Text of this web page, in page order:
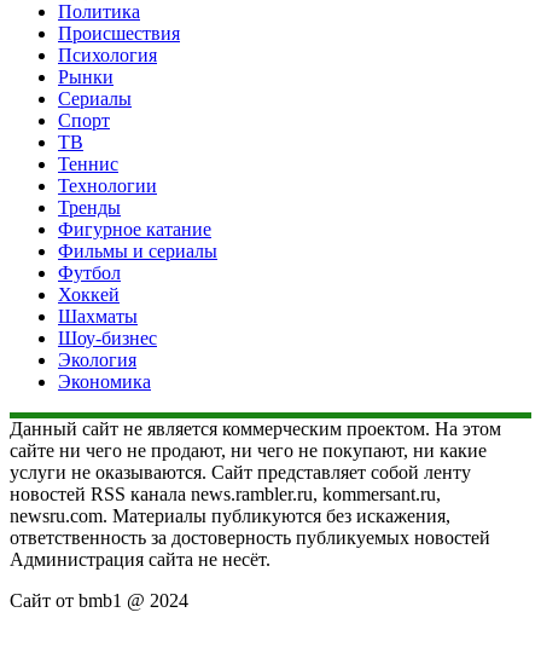
Политика
Происшествия
Психология
Рынки
Сериалы
Спорт
ТВ
Теннис
Технологии
Тренды
Фигурное катание
Фильмы и сериалы
Футбол
Хоккей
Шахматы
Шоу-бизнес
Экология
Экономика
Данный сайт не является коммерческим проектом. На этом
сайте ни чего не продают, ни чего не покупают, ни какие
услуги не оказываются. Сайт представляет собой ленту
новостей RSS канала news.rambler.ru, kommersant.ru,
newsru.com. Материалы публикуются без искажения,
ответственность за достоверность публикуемых новостей
Администрация сайта не несёт.
Сайт от bmb1 @ 2024